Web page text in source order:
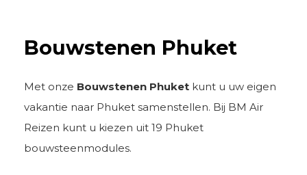
Bouwstenen Phuket
Met onze Bouwstenen Phuket kunt u uw eigen
vakantie naar Phuket samenstellen. Bij BM Air
Reizen kunt u kiezen uit 19 Phuket
bouwsteenmodules.